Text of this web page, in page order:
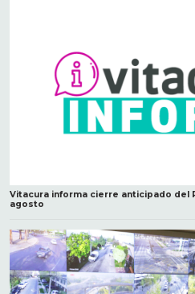
Vitacura informa cierre anticipado del
agosto